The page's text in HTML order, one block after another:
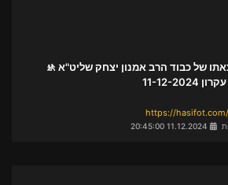
של כבוד הרב אמנון יצחק שליט"א 🚸
12-2024
https://